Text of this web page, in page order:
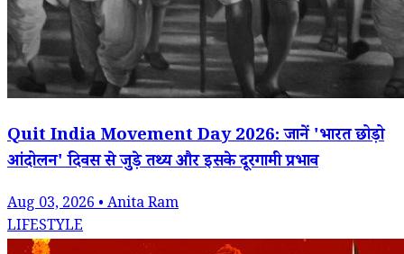
Quit India Movement Day 2026: जानें 'भारत छोड़ो
आंदोलन' दिवस से जुड़े तथ्य और इसके दूरगामी प्रभाव
Aug 03, 2026 • Anita Ram
LIFESTYLE